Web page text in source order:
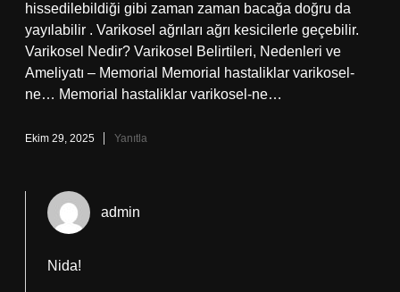
hissedilebildiği gibi zaman zaman bacağa doğru da
yayılabilir . Varikosel ağrıları ağrı kesicilerle geçebilir.
Varikosel Nedir? Varikosel Belirtileri, Nedenleri ve
Ameliyatı – Memorial Memorial hastaliklar varikosel-
ne… Memorial hastaliklar varikosel-ne…
Ekim 29, 2025 Yanıtla
admin
Nida!